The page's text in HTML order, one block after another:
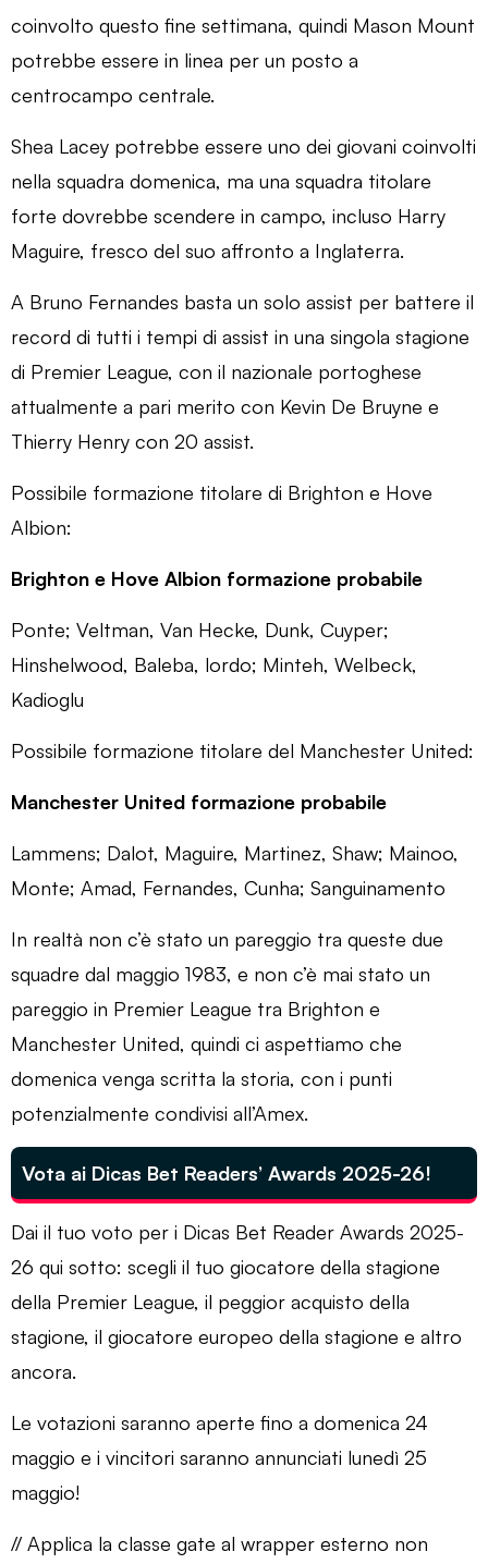
coinvolto questo fine settimana, quindi Mason Mount
potrebbe essere in linea per un posto a
centrocampo centrale.
Shea Lacey potrebbe essere uno dei giovani coinvolti
nella squadra domenica, ma una squadra titolare
forte dovrebbe scendere in campo, incluso Harry
Maguire, fresco del suo affronto a Inglaterra.
A Bruno Fernandes basta un solo assist per battere il
record di tutti i tempi di assist in una singola stagione
di Premier League, con il nazionale portoghese
attualmente a pari merito con Kevin De Bruyne e
Thierry Henry con 20 assist.
Possibile formazione titolare di Brighton e Hove
Albion:
Brighton e Hove Albion formazione probabile
Ponte; Veltman, Van Hecke, Dunk, Cuyper;
Hinshelwood, Baleba, lordo; Minteh, Welbeck,
Kadioglu
Possibile formazione titolare del Manchester United:
Manchester United formazione probabile
Lammens; Dalot, Maguire, Martinez, Shaw; Mainoo,
Monte; Amad, Fernandes, Cunha; Sanguinamento
In realtà non c’è stato un pareggio tra queste due
squadre dal maggio 1983, e non c’è mai stato un
pareggio in Premier League tra Brighton e
Manchester United, quindi ci aspettiamo che
domenica venga scritta la storia, con i punti
potenzialmente condivisi all’Amex.
Vota ai Dicas Bet Readers’ Awards 2025-26!
Dai il tuo voto per i Dicas Bet Reader Awards 2025-
26 qui sotto: scegli il tuo giocatore della stagione
della Premier League, il peggior acquisto della
stagione, il giocatore europeo della stagione e altro
ancora.
Le votazioni saranno aperte fino a domenica 24
maggio e i vincitori saranno annunciati lunedì 25
maggio!
// Applica la classe gate al wrapper esterno non